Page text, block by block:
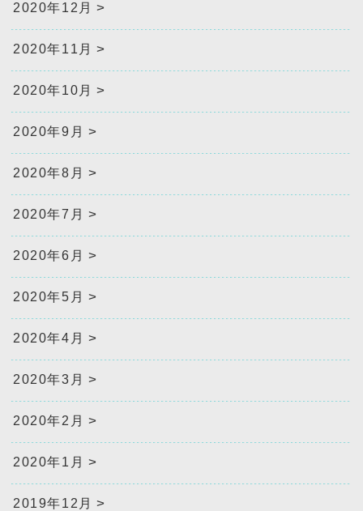
2020年12月
2020年11月
2020年10月
2020年9月
2020年8月
2020年7月
2020年6月
2020年5月
2020年4月
2020年3月
2020年2月
2020年1月
2019年12月